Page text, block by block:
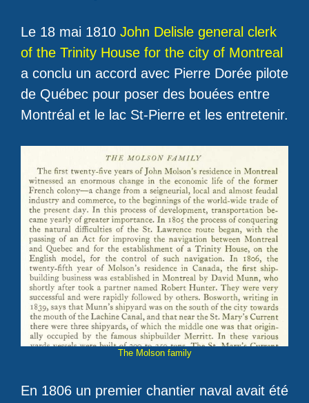
Le 18 mai 1810 John Delisle general clerk
of the Trinity House for the city of Montreal
a conclu un accord avec Pierre Dorée pilote
de Québec pour poser des bouées entre
Montréal et le lac St-Pierre et les entretenir.
The Molson family
En 1806 un premier chantier naval avait été